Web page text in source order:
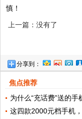
慎！
上一篇：没有了
分享到：
焦点推荐
为什么“充话费”送的手
这四款2000元档手机